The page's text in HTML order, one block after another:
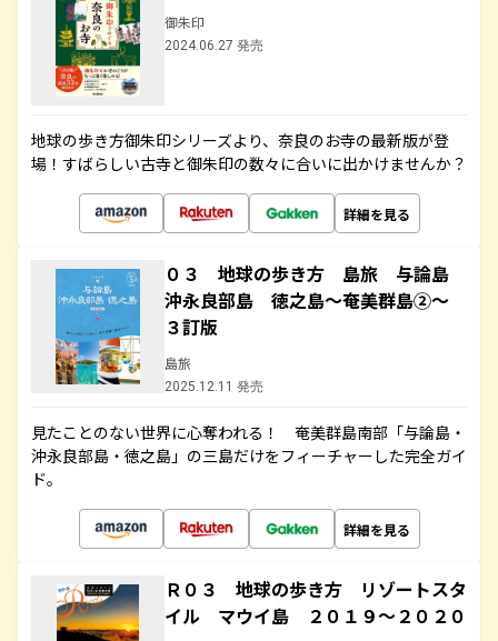
御朱印
2024.06.27 発売
地球の歩き方御朱印シリーズより、奈良のお寺の最新版が登
場！すばらしい古寺と御朱印の数々に合いに出かけませんか？
詳細を見る
０３ 地球の歩き方 島旅 与論島
沖永良部島 徳之島～奄美群島②～
３訂版
島旅
2025.12.11 発売
見たことのない世界に心奪われる！ 奄美群島南部「与論島・
沖永良部島・徳之島」の三島だけをフィーチャーした完全ガイ
ド。
詳細を見る
Ｒ０３ 地球の歩き方 リゾートスタ
イル マウイ島 ２０１９～２０２０